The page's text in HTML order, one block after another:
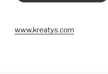
www.kreatys.com